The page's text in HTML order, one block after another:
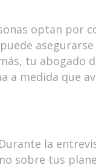
optan por
asegurarse
tu abogado
a medida que
la
sobre tus